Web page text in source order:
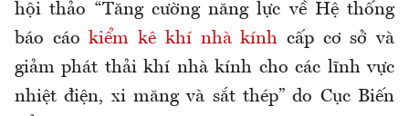
hội thảo “Tăng cường năng lực về Hệ thống
báo cáokiểm kê khí nhà kính cấp cơ sở và
giảm phát thải khí nhà kính cho các lĩnh vực
nhiệt điện, xi măng và sắt thép” do Cục Biến